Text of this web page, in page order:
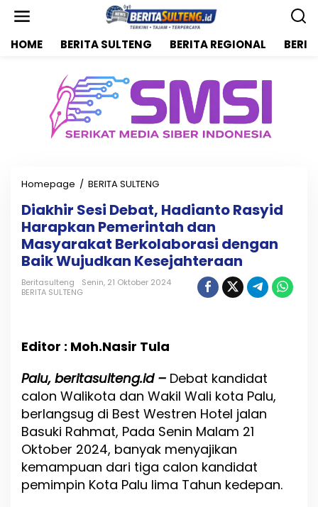
HOME BERITA SULTENG BERITA REGIONAL
Homepage / BERITA SULTENG
a
k
h
i
r
S
e
H
a
d
i
a
n
Diakhir Sesi Debat, Hadianto Rasyid
Harapkan Pemerintah dan
Masyarakat Berkolaborasi dengan
Baik Wujudkan Kesejahteraan
Beritasulteng
Senin, 21 Oktober 2024
BERITA SULTENG
Editor : Moh.Nasir Tula
Palu, beritasulteng.id – Debat kandidat
calon Walikota dan Wakil Wali kota Palu,
berlangsug di Best Westren Hotel jalan
Basuki Rahmat, Pada Senin Malam 21
Oktober 2024, banyak menyajikan
kemampuan dari tiga calon kandidat
pemimpin Kota Palu lima Tahun kedepan.